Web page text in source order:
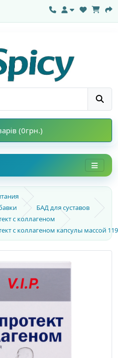
(0грн.)
БАД для суставов
с коллагеном
с коллагеном капсулы массой